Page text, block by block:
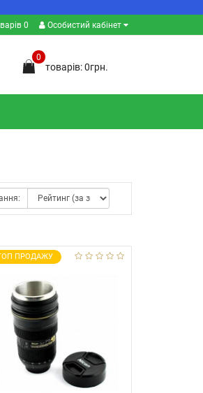
0 Особистий кабінет
0
товарів: 0грн.
ПРОДАЖУ